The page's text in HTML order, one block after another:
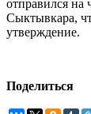
отправился на
Сыктывкара,
утверждение.
Поделиться